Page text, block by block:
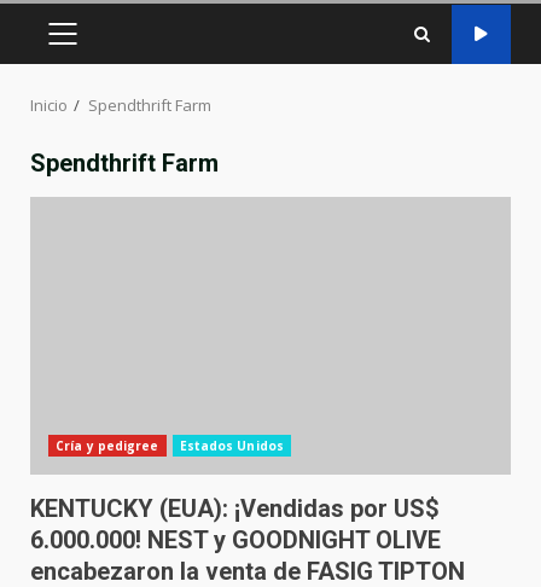
MENÚ
Inicio Spendthrift Farm
Spendthrift Farm
Cría y pedigree Estados Unidos
KENTUCKY (EUA): ¡Vendidas por US$
6.000.000! NEST y GOODNIGHT OLIVE
encabezaron la venta de FASIG TIPTON